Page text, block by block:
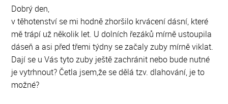
Dobrý den,
v těhotenství se mi hodně zhoršilo krvácení dásní, které
mě trápí už několik let. U dolních řezáků mírně ustoupila
dáseň a asi před třemi týdny se začaly zuby mírně viklat.
Dají se u Vás tyto zuby ještě zachránit nebo bude nutné
je vytrhnout? Četla jsem,že se dělá tzv. dlahování, je to
možné?